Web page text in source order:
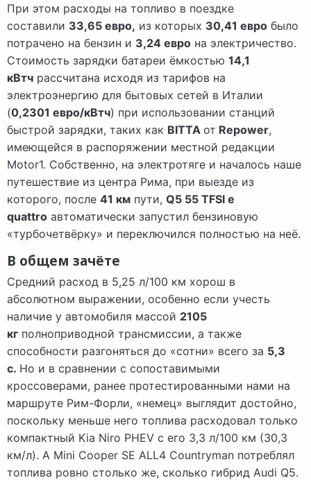
При этом расходы на топливо в поездке
составили 33,65 евро, из которых 30,41 евро было
потрачено на бензин и 3,24 евро на электричество.
Стоимость зарядки батареи ёмкостью 14,1
кВтч рассчитана исходя из тарифов на
электроэнергию для бытовых сетей в Италии
(0,2301 евро/кВтч) при использовании станций
быстрой зарядки, таких как BITTA от Repower,
имеющейся в распоряжении местной редакции
Motor1. Собственно, на электротяге и началось наше
путешествие из центра Рима, при выезде из
которого, после 41 км пути, Q5 55 TFSI e
quattro автоматически запустил бензиновую
«турбочетвёрку» и переключился полностью на неё.
В общем зачёте
Средний расход в 5,25 л/100 км хорош в
абсолютном выражении, особенно если учесть
наличие у автомобиля массой 2105
кг полноприводной трансмиссии, а также
способности разгоняться до «сотни» всего за 5,3
с. Но и в сравнении с сопоставимыми
кроссоверами, ранее протестированными нами на
маршруте Рим-Форли, «немец» выглядит достойно,
поскольку меньше него топлива расходовал только
компактный Kia Niro PHEV с его 3,3 л/100 км (30,3
км/л). А Mini Cooper SE ALL4 Countryman потреблял
топлива ровно столько же, сколько гибрид Audi Q5.